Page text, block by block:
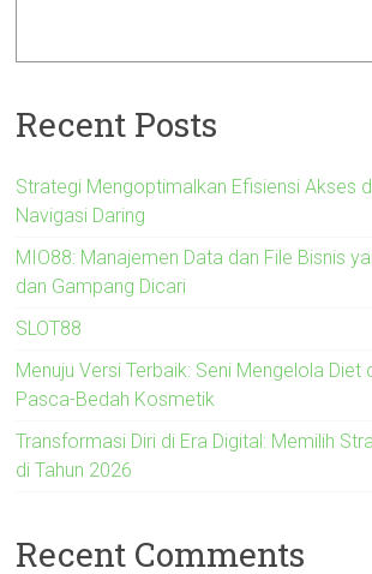
Recent Posts
Strategi Mengoptimalkan Efisiensi Akses
Navigasi Daring
MIO88: Manajemen Data dan File Bisnis
dan Gampang Dicari
SLOT88
Menuju Versi Terbaik: Seni Mengelola Diet
Pasca-Bedah Kosmetik
Transformasi Diri di Era Digital: Memilih
di Tahun 2026
Recent Comments